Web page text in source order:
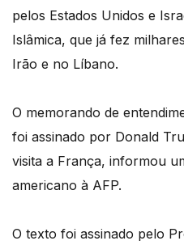
pelos Estados Unidos e
Islâmica, que já fez
Irão e no Líbano.
O memorando de
foi assinado por Donald
visita a França, informou
americano à AFP.
O texto foi assinado pelo